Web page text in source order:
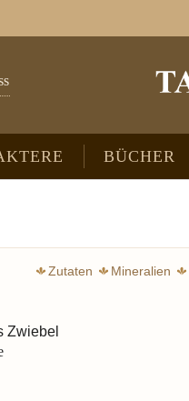
BÜCHER
Zutaten Mineralien
Zwiebel